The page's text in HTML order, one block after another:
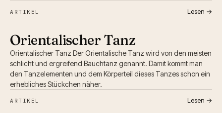
ARTIKEL Lesen →
Orientalischer Tanz
Orientalischer Tanz Der Orientalische Tanz wird von den meisten
schlicht und ergreifend Bauchtanz genannt. Damit kommt man
den Tanzelementen und dem Körperteil dieses Tanzes schon ein
erhebliches Stückchen näher.
ARTIKEL Lesen →